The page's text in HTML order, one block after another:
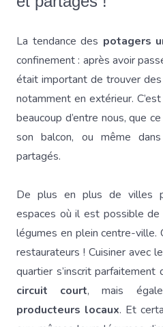
La tendance des potagers
confinement : après avoir
était important de trouver des
notamment en extérieur.
beaucoup d’entre nous, que
son balcon, ou même
partagés.
De plus en plus de villes
espaces où il est possible
légumes en plein centre-ville.
restaurateurs ! Cuisiner avec
quartier s’inscrit parfaitement
circuit court, mais
producteurs locaux. Et